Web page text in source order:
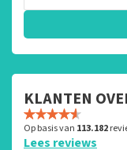
KLANTEN
Op basis van 113.182
Lees reviews